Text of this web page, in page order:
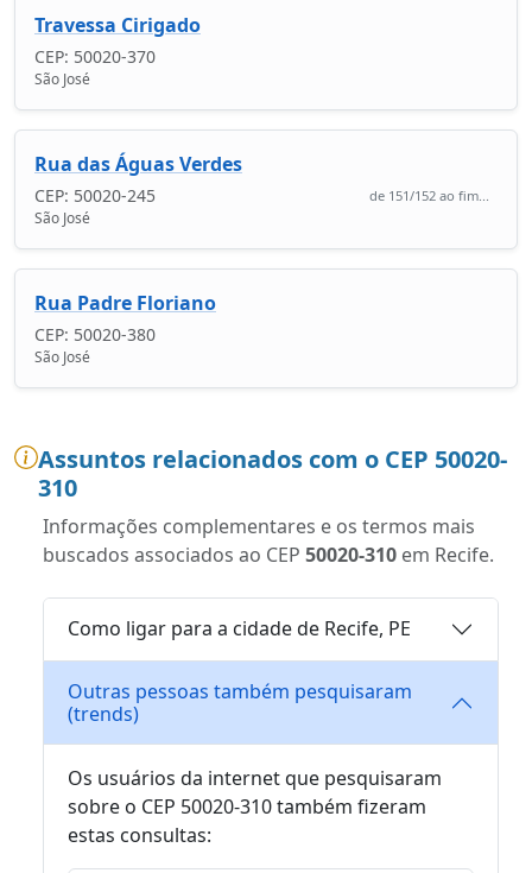
Travessa Cirigado
CEP: 50020-370
São José
Rua das Águas Verdes
CEP: 50020-245 de 151/152 ao fim...
São José
Rua Padre Floriano
CEP: 50020-380
São José
Assuntos relacionados com o CEP 50020-
310
Informações complementares e os termos mais
buscados associados ao CEP 50020-310 em Recife.
Como ligar para a cidade de Recife, PE
Outras pessoas também pesquisaram
(trends)
Os usuários da internet que pesquisaram
sobre o CEP 50020-310 também fizeram
estas consultas: